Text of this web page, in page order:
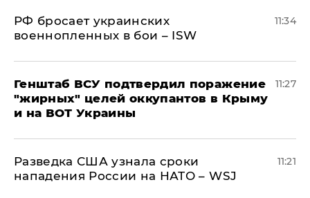
РФ бросает украинских
военнопленных в бои – ISW
11:34
Генштаб ВСУ подтвердил поражение
"жирных" целей оккупантов в Крыму
и на ВОТ Украины
11:27
Разведка США узнала сроки
нападения России на НАТО – WSJ
11:21